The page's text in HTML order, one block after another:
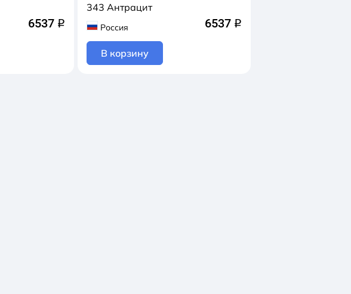
6537 q
343 Антрацит
Россия 6537 q
В корзину